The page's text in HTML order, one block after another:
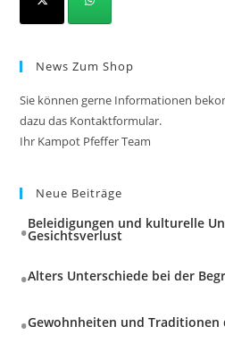
News Zum Shop
Sie können gerne Informationen
dazu das Kontaktformular.
Ihr Kampot Pfeffer Team
Neue Beiträge
Beleidigungen und kulturelle
Gesichtsverlust
Alters Unterschiede bei der
Gewohnheiten und Traditionen